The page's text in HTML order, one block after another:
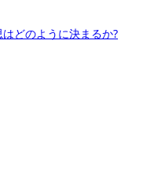
どのように決まるか?